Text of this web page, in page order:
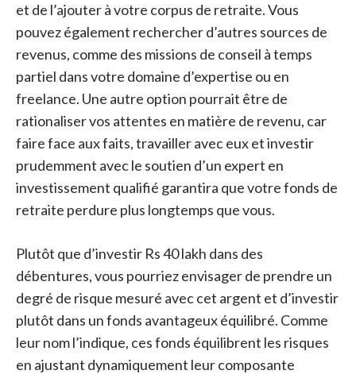
et de l’ajouter à votre corpus de retraite. Vous
pouvez également rechercher d’autres sources de
revenus, comme des missions de conseil à temps
partiel dans votre domaine d’expertise ou en
freelance. Une autre option pourrait être de
rationaliser vos attentes en matière de revenu, car
faire face aux faits, travailler avec eux et investir
prudemment avec le soutien d’un expert en
investissement qualifié garantira que votre fonds de
retraite perdure plus longtemps que vous.
Plutôt que d’investir Rs 40 lakh dans des
débentures, vous pourriez envisager de prendre un
degré de risque mesuré avec cet argent et d’investir
plutôt dans un fonds avantageux équilibré. Comme
leur nom l’indique, ces fonds équilibrent les risques
en ajustant dynamiquement leur composante